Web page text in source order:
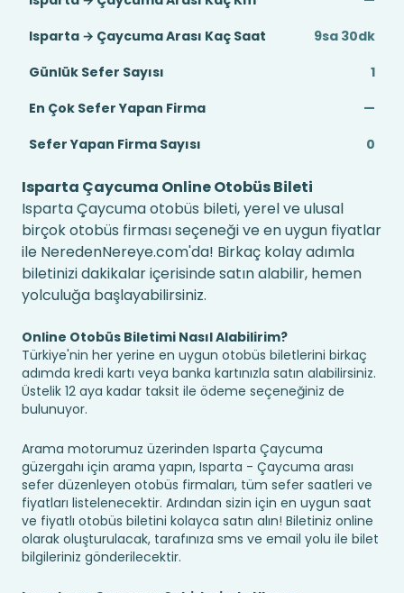
Isparta → Çaycuma Arası Kaç Saat
9sa 30dk
Günlük Sefer Sayısı
1
En Çok Sefer Yapan Firma
—
Sefer Yapan Firma Sayısı
0
Isparta Çaycuma Online Otobüs Bileti
Isparta Çaycuma otobüs bileti, yerel ve ulusal
birçok otobüs firması seçeneği ve en uygun fiyatlar
ile NeredenNereye.com'da! Birkaç kolay adımla
biletinizi dakikalar içerisinde satın alabilir, hemen
yolculuğa başlayabilirsiniz.
Online Otobüs Biletimi Nasıl Alabilirim?
Türkiye'nin her yerine en uygun otobüs biletlerini birkaç
adımda kredi kartı veya banka kartınızla satın alabilirsiniz.
Üstelik 12 aya kadar taksit ile ödeme seçeneğiniz de
bulunuyor.
Arama motorumuz üzerinden Isparta Çaycuma
güzergahı için arama yapın, Isparta - Çaycuma arası
sefer düzenleyen otobüs firmaları, tüm sefer saatleri ve
fiyatları listelenecektir. Ardından sizin için en uygun saat
ve fiyatlı otobüs biletini kolayca satın alın! Biletiniz online
olarak oluşturulacak, tarafınıza sms ve email yolu ile bilet
bilgileriniz gönderilecektir.